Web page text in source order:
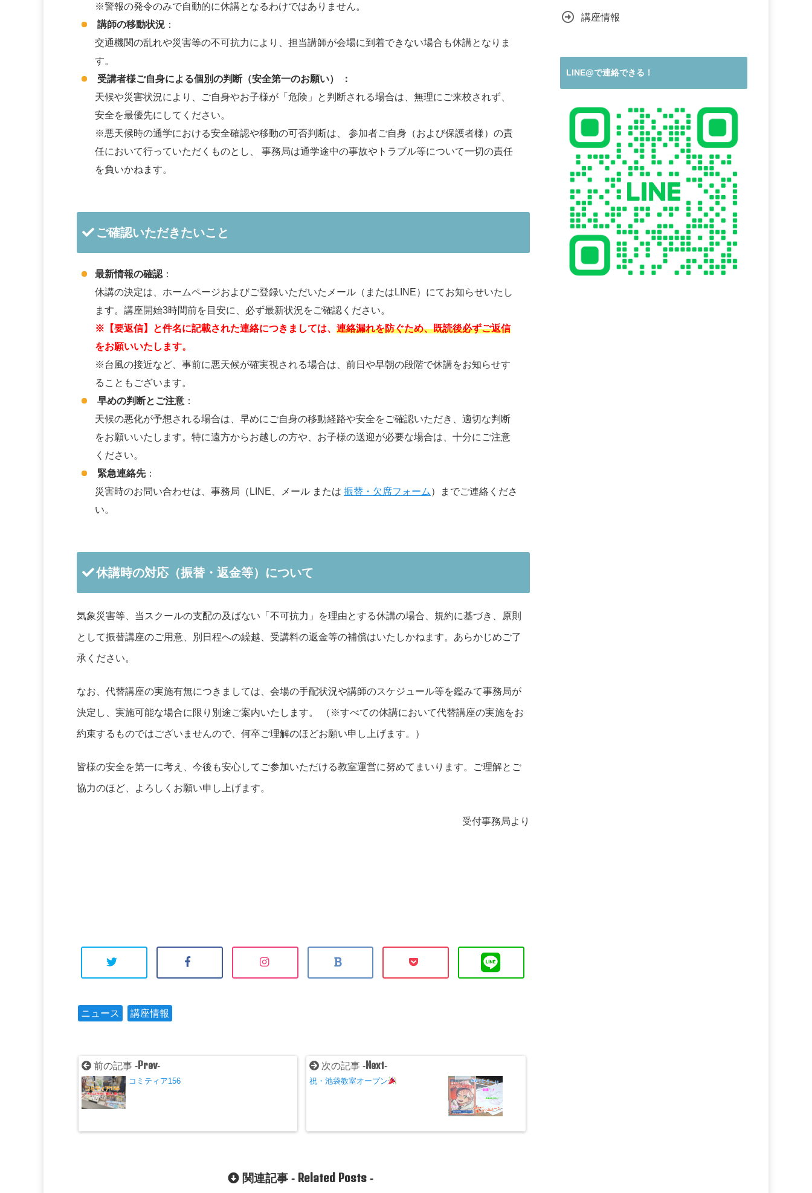
※警報の発令のみで自動的に休講となるわけではありません。
講師の移動状況 ：
交通機関の乱れや災害等の不可抗力により、担当講師が会場に到着できない場合も休講となりま
す。
受講者様ご自身による個別の判断（安全第一のお願い） ：
天候や災害状況により、ご自身やお子様が「危険」と判断される場合は、無理にご来校されず、
安全を最優先にしてください。
※悪天候時の通学における安全確認や移動の可否判断は、 参加者ご自身（および保護者様）の責
任において行っていただくものとし、 事務局は通学途中の事故やトラブル等について一切の責任
を負いかねます。
ご確認いただきたいこと
最新情報の確認 ：
休講の決定は、ホームページおよびご登録いただいたメール（またはLINE）にてお知らせいたし
ます。講座開始3時間前を目安に、必ず最新状況をご確認ください。
※【要返信】と件名に記載された連絡につきましては、 連絡漏れを防ぐため、既読後必ずご返信
をお願いいたします。
※台風の接近など、事前に悪天候が確実視される場合は、前日や早朝の段階で休講をお知らせす
ることもございます。
早めの判断とご注意 ：
天候の悪化が予想される場合は、早めにご自身の移動経路や安全をご確認いただき、適切な判断
をお願いいたします。特に遠方からお越しの方や、お子様の送迎が必要な場合は、十分にご注意
ください。
緊急連絡先：
災害時のお問い合わせは、事務局（LINE、メール または 振替・欠席フォーム ）までご連絡くださ
い。
休講時の対応（振替・返金等）について
気象災害等、当スクールの支配の及ばない「不可抗力」を理由とする休講の場合、規約に基づき、原則
として振替講座のご用意、別日程への繰越、受講料の返金等の補償はいたしかねます。あらかじめご了
承ください。
なお、代替講座の実施有無につきましては、会場の手配状況や講師のスケジュール等を鑑みて事務局が
決定し、実施可能な場合に限り別途ご案内いたします。 （※すべての休講において代替講座の実施をお
約束するものではございませんので、何卒ご理解のほどお願い申し上げます。）
皆様の安全を第一に考え、今後も安心してご参加いただける教室運営に努めてまいります。ご理解とご
協力のほど、よろしくお願い申し上げます。
受付事務局より
ニュース 講座情報
前の記事 -Prev-
コミティア156
次の記事 - Next-
祝・池袋教室オープン
関連記事 - Related Posts-
講座情報
LINE@で連絡できる！